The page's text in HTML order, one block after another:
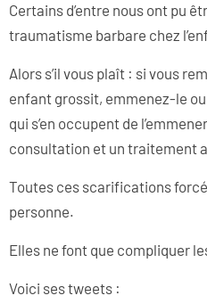
Certains d’entre nous ont pu
traumatisme barbare chez
Alors s’il vous plaît : si vous
enfant grossit, emmenez-le
qui s’en occupent de
consultation et un traitement
Toutes ces scarifications
personne.
Elles ne font que compliquer
Voici ses tweets :